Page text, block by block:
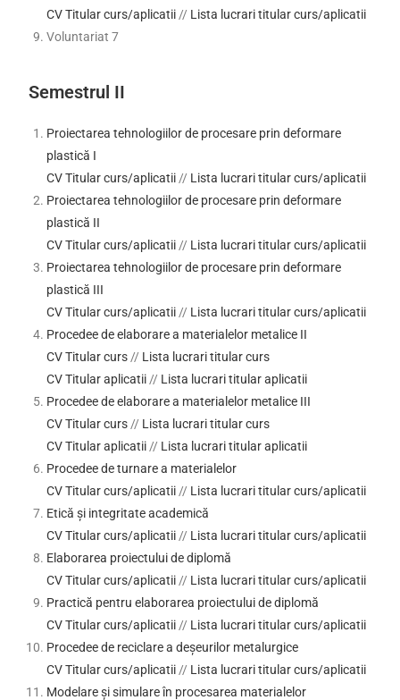
CV Titular curs/aplicatii // Lista lucrari titular curs/aplicatii
Voluntariat 7
Semestrul II
Proiectarea tehnologiilor de procesare prin deformare
plastică I
CV Titular curs/aplicatii // Lista lucrari titular curs/aplicatii
Proiectarea tehnologiilor de procesare prin deformare
plastică II
CV Titular curs/aplicatii // Lista lucrari titular curs/aplicatii
Proiectarea tehnologiilor de procesare prin deformare
plastică III
CV Titular curs/aplicatii // Lista lucrari titular curs/aplicatii
Procedee de elaborare a materialelor metalice II
CV Titular curs // Lista lucrari titular curs
CV Titular aplicatii // Lista lucrari titular aplicatii
Procedee de elaborare a materialelor metalice III
CV Titular curs // Lista lucrari titular curs
CV Titular aplicatii // Lista lucrari titular aplicatii
Procedee de turnare a materialelor
CV Titular curs/aplicatii // Lista lucrari titular curs/aplicatii
Etică și integritate academică
CV Titular curs/aplicatii // Lista lucrari titular curs/aplicatii
Elaborarea proiectului de diplomă
CV Titular curs/aplicatii // Lista lucrari titular curs/aplicatii
Practică pentru elaborarea proiectului de diplomă
CV Titular curs/aplicatii // Lista lucrari titular curs/aplicatii
Procedee de reciclare a deșeurilor metalurgice
CV Titular curs/aplicatii // Lista lucrari titular curs/aplicatii
Modelare și simulare în procesarea materialelor